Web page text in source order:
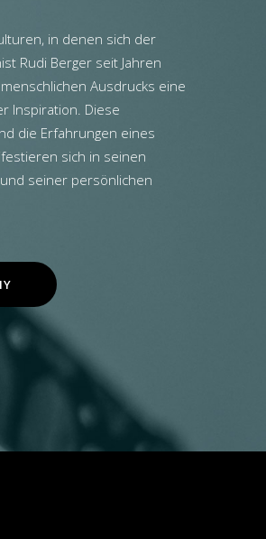
in denen sich der
Rudi Berger seit Jahren
Ausdrucks eine
Inspiration. Diese
die Erfahrungen eines
sich in seinen
seiner persönlichen